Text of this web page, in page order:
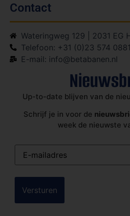
Contact
Wateringweg 129 | 2031 EG
Telefoon: +31 (0)23 574 0881
E-mail: info@betabanen.nl
Up-to-date blijven van de
Schrijf je in voor de
week de nieuwste
E-
mailadres(Vereist)